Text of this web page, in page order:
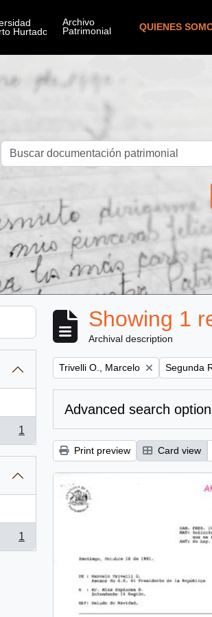
QUIENES
1
1
Showing 1
Archival description
Remove filter:
Trivelli O., Marcelo Remove
Segunda
Advanced search
Print preview Card view